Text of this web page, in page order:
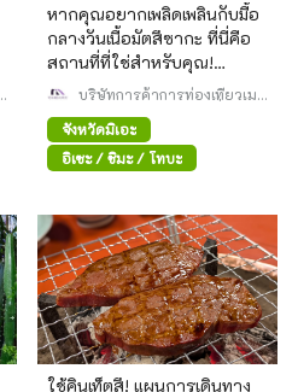
หากคุณอยากเพลิดเพลินกับมื้อ
กลางวันเนื้อมัตสึซากะ ที่นี่คือ
สถานที่ที่ใช่สำหรับคุณ!
เพลิดเพลินไปกับสเต็กสุดหรูใน
บริษัทการค้าการท่องเที่ยวเม
วะ สมาคมจดทะเบียนทั่วไป
จังหวัดมิเอะ
อิเซะ / ชิมะ / โทบะ
ใช้คินเท็ตสึ! แผนการเดินทาง